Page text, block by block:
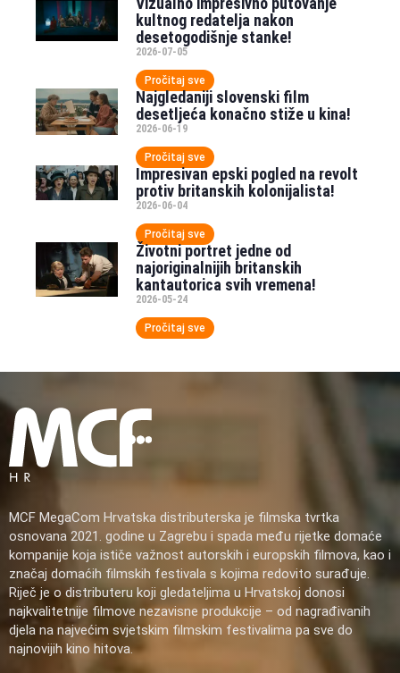
kultnog redatelja nakon
desetogodišnje stanke!
2026-07-05
Pročitaj sve
Najgledaniji slovenski film
desetljeća konačno stiže u kina!
2026-06-19
Pročitaj sve
Impresivan epski pogled na revolt
protiv britanskih kolonijalista!
2026-06-04
Pročitaj sve
Životni portret jedne od
najoriginalnijih britanskih
kantautorica svih vremena!
2026-05-24
Pročitaj sve
MCF MegaCom Hrvatska distributerska je filmska tvrtka
osnovana 2021. godine u Zagrebu i spada među rijetke domaće
kompanije koja ističe važnost autorskih i europskih filmova, kao i
značaj domaćih filmskih festivala s kojima redovito surađuje.
Riječ je o distributeru koji gledateljima u Hrvatskoj donosi
najkvalitetnije filmove nezavisne produkcije – od nagrađivanih
djela na najvećim svjetskim filmskim festivalima pa sve do
najnovijih kino hitova.